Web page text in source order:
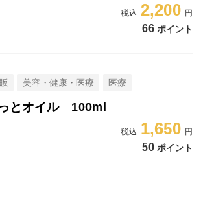
2,200
66 ポイント
美容・健康・医療 医療
とオイル 100ml
1,650
50 ポイント